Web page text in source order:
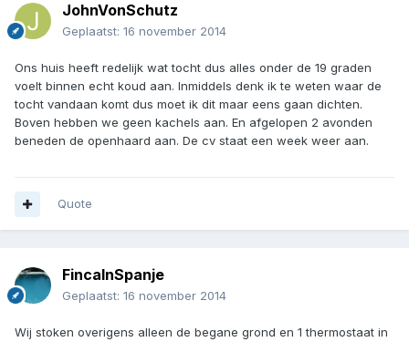
JohnVonSchutz
Geplaatst: 16 november 2014
Ons huis heeft redelijk wat tocht dus alles onder de 19 graden
voelt binnen echt koud aan. Inmiddels denk ik te weten waar de
tocht vandaan komt dus moet ik dit maar eens gaan dichten.
Boven hebben we geen kachels aan. En afgelopen 2 avonden
beneden de openhaard aan. De cv staat een week weer aan.
Quote
FincaInSpanje
Geplaatst: 16 november 2014
Wij stoken overigens alleen de begane grond en 1 thermostaat in